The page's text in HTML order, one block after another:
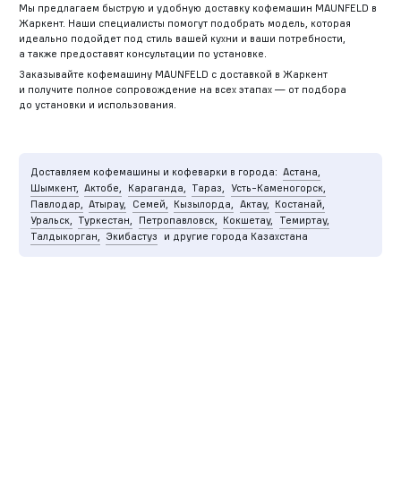
Мы предлагаем быструю и удобную доставку кофемашин MAUNFELD в
Жаркент. Наши специалисты помогут подобрать модель, которая
идеально подойдет под стиль вашей кухни и ваши потребности,
а также предоставят консультации по установке.
Заказывайте кофемашину MAUNFELD с доставкой в Жаркент
и получите полное сопровождение на всех этапах — от подбора
до установки и использования.
Доставляем кофемашины и кофеварки в города: Астана,
Шымкент, Актобе, Караганда, Тараз,
Усть-Каменогорск,
Павлодар,
Атырау, Семей, Кызылорда, Актау,
Костанай,
Уральск,
Туркестан, Петропавловск, Кокшетау,
Темиртау,
Талдыкорган,
Экибастуз и другие города Казахстана